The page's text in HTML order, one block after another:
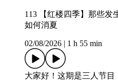
113 【红楼四季】那些
如何消夏
02/08/2026 1 h 55 min
大家好！这期是三人节目